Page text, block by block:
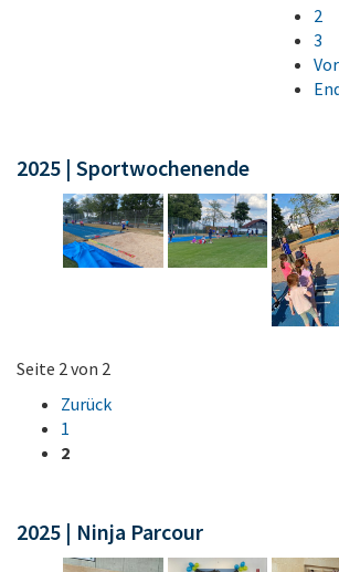
2
3
2025 | Sportwochenende
Seite 2 von 2
Zurück
1
2
2025 | Ninja Parcour